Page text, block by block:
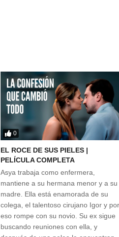
0
EL ROCE DE SUS PIELES |
PELÍCULA COMPLETA
Asya trabaja como enfermera,
mantiene a su hermana menor y a su
madre. Ella está enamorada de su
colega, el talentoso cirujano Igor y
eso rompe con su novio. Su ex sigue
buscando reuniones con ella, y